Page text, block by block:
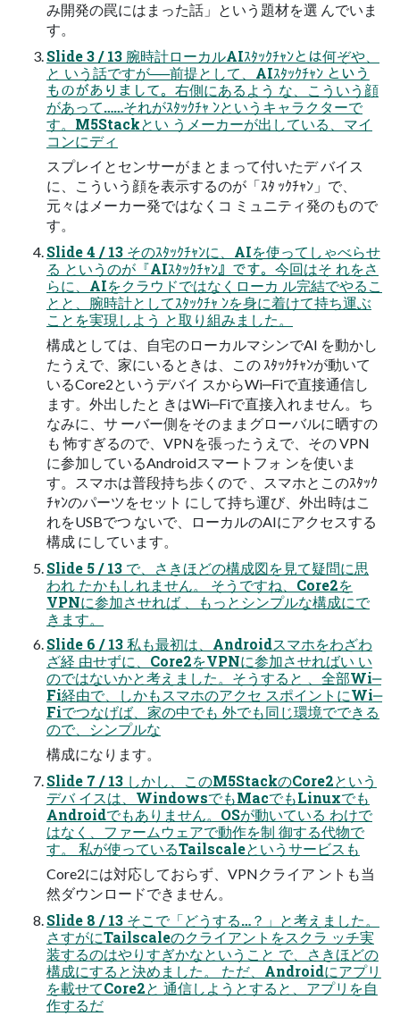
み開発の罠にはまった話」という題材を選 んでいま
す。
Slide 3 / 13 腕時計ローカルAIｽﾀｯｸﾁｬﾝとは何ぞや、
と いう話ですが──前提として、AIｽﾀｯｸﾁｬﾝ という
ものがありまして。右側にあるよう な、こういう顔
があって……それがｽﾀｯｸﾁｬ ﾝというキャラクターで
す。M5Stackとい うメーカーが出している、マイ
コンにディ
スプレイとセンサーがまとまって付いたデ バイス
に、こういう顔を表示するのが「ｽﾀ ｯｸﾁｬﾝ」で、
元々はメーカー発ではなくコ ミュニティ発のもので
す。
Slide 4 / 13 そのｽﾀｯｸﾁｬﾝに、AIを使ってしゃべらせ
る というのが『AIｽﾀｯｸﾁｬﾝ』です。今回はそ れをさ
らに、AIをクラウドではなくローカ ル完結でやるこ
とと、腕時計としてｽﾀｯｸﾁｬ ﾝを身に着けて持ち運ぶ
ことを実現しよう と取り組みました。
構成としては、自宅のローカルマシンでAI を動かし
たうえで、家にいるときは、この ｽﾀｯｸﾁｬﾝが動いて
いるCore2というデバイ スからWi‒Fiで直接通信し
ます。外出したと きはWi‒Fiで直接入れません。ち
なみに、サ ーバー側をそのままグローバルに晒すの
も 怖すぎるので、VPNを張ったうえで、その VPN
に参加しているAndroidスマートフォ ンを使いま
す。スマホは普段持ち歩くので 、スマホとこのｽﾀｯｸ
ﾁｬﾝのパーツをセット にして持ち運び、外出時はこ
れをUSBでつ ないで、ローカルのAIにアクセスする
構成 にしています。
Slide 5 / 13 で、さきほどの構成図を見て疑問に思
われ たかもしれません。 そうですね、Core2を
VPNに参加させれば 、もっとシンプルな構成にで
きます。
Slide 6 / 13 私も最初は、Androidスマホをわざわ
ざ経 由せずに、Core2をVPNに参加させればい い
のではないかと考えました。そうすると 、全部Wi‒
Fi経由で、しかもスマホのアクセ スポイントにWi‒
Fiでつなげば、家の中でも 外でも同じ環境でできる
ので、シンプルな
構成になります。
Slide 7 / 13 しかし、このM5StackのCore2という
デバ イスは、WindowsでもMacでもLinuxでも
Androidでもありません。OSが動いている わけで
はなく、ファームウェアで動作を制 御する代物で
す。 私が使っているTailscaleというサービスも
Core2には対応しておらず、VPNクライア ントも当
然ダウンロードできません。
Slide 8 / 13 そこで「どうする…？」と考えました。
さすがにTailscaleのクライアントをスクラ ッチ実
装するのはやりすぎかなということ で、さきほどの
構成にすると決めました。 ただ、Androidにアプリ
を載せてCore2と 通信しようとすると、アプリを自
作するだ